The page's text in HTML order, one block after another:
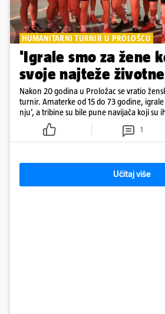
HUMANITARNI TURNIR U PROLOŠCU
'Igrale smo za žene
svoje najteže
Nakon 20 godina u Proložac se vratio
turnir. Amaterke od 15 do 73 godine, igrale
nju’, a tribine su bile pune navijača koji su
1
Učitaj više